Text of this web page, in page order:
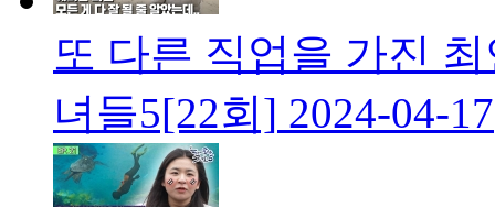
또 다른 직업을 가진
녀들5[22회] 2024-04-17